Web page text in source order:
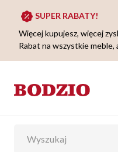
SUPER RABATY!
Więcej kupujesz, więcej
Rabat na wszystkie meble,